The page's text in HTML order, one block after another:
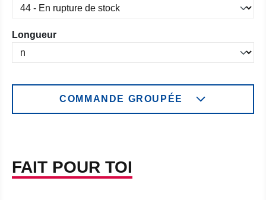
Sélectionnez
Longueur
COMMANDE GROUPÉE
FAIT POUR TOI